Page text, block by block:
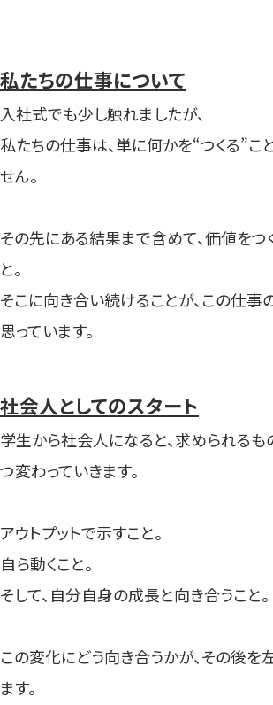
私たちの仕事について
入社式でも少し触れましたが、
私たちの仕事は、単に何かを“つくる”こ
せん。
その先にある結果まで含めて、価値をつ
と。
そこに向き合い続けることが、この仕事
思っています。
社会人としてのスタート
学生から社会人になると、求められるも
つ変わっていきます。
アウトプットで示すこと。
自ら動くこと。
そして、自分自身の成長と向き合うこと。
この変化にどう向き合うかが、その後を
ます。